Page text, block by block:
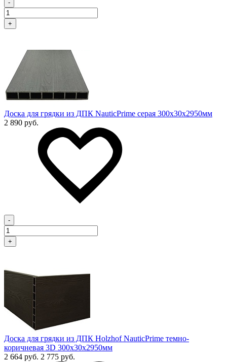
-
+
Доска для грядки из ДПК NauticPrime серая 300х30х2950мм
2 890 руб.
-
+
Доска для грядки из ДПК Holzhof NauticPrime темно-
коричневая 3D 300х30х2950мм
2 664 руб. 2 775 руб.